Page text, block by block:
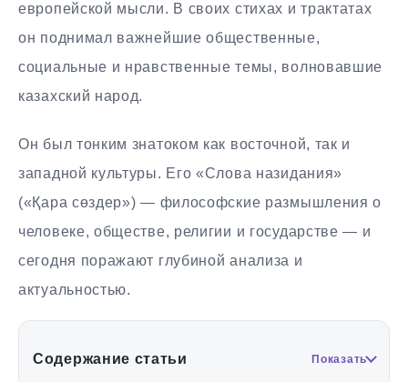
европейской мысли. В своих стихах и трактатах
он поднимал важнейшие общественные,
социальные и нравственные темы, волновавшие
казахский народ.
Он был тонким знатоком как восточной, так и
западной культуры. Его «Слова назидания»
(«Қара сөздер») — философские размышления о
человеке, обществе, религии и государстве — и
сегодня поражают глубиной анализа и
актуальностью.
Содержание статьи Показать